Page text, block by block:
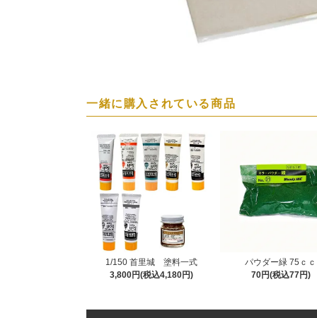
一緒に購入されている商品
1/150 首里城 塗料一式
3,800円(税込4,180円)
パウダー緑 75ｃｃ
70円(税込77円)